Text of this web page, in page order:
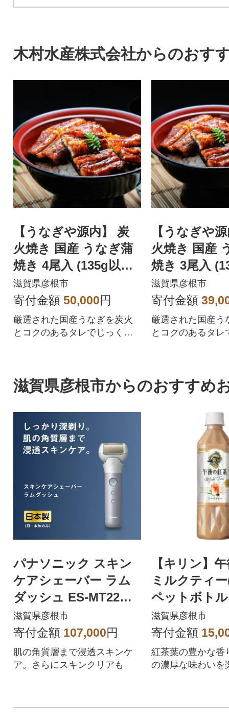
木村水産株式会社からのおす
【うなぎや源内】 炭
火焼き 国産 うなぎ蒲
焼き 4尾入 (135g以上×
4)
滋賀県彦根市
寄付金額 50,000円
厳選された国産うなぎを炭火
とコクのあるタレでじっくり
【うなぎや
火焼き 国産
焼き 3尾入
3)
滋賀県彦根市
寄付金額
厳選された国産う
とコクのあるタレ
滋賀県彦根市からのおすすめ
パナソニック スキン
ケアシェーバー ラム
ダッシュ ES-MT22
(電気シェーバー)
滋賀県彦根市
寄付金額 107,000円
肌の角質層まで浸透スキンケ
ア。さらにスキンクリアも
【キリン】
ミルクティ
ペットボト
滋賀県彦根市
寄付金額
紅茶葉の豊かな香
の濃厚な味わいを